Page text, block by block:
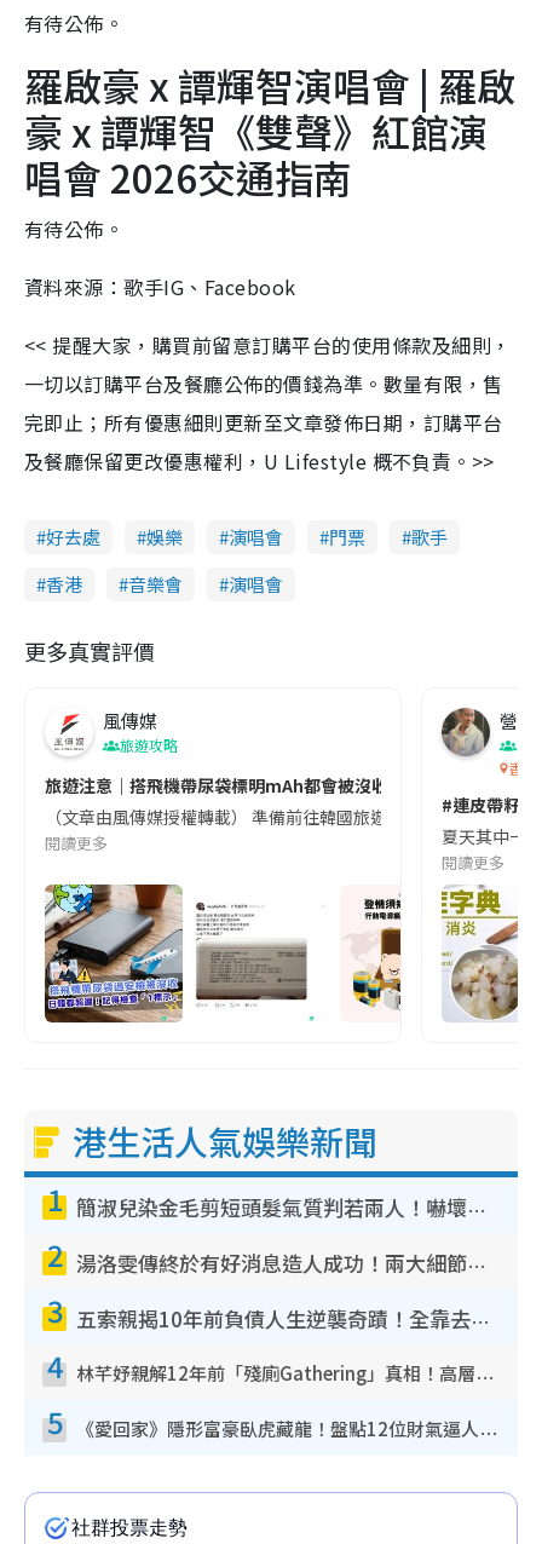
有待公佈。
羅啟豪 x 譚輝智演唱會 | 羅啟
豪 x 譚輝智《雙聲》紅館演
唱會 2026交通指南
有待公佈。
資料來源：歌手IG、Facebook
<< 提醒大家，購買前留意訂購平台的使用條款及細則，
一切以訂購平台及餐廳公佈的價錢為準。數量有限，售
完即止；所有優惠細則更新至文章發佈日期，訂購平台
及餐廳保留更改優惠權利，U Lifestyle 概不負責。>>
好去處 娛樂 演唱會 門票
歌手
香港
音樂會 演唱會
更多真實評價
風傳媒
旅遊攻略
旅遊注意｜搭飛機帶尿袋標明mAh都會被沒收😱出發前切記檢查
（文章由風傳媒授權轉載） 準備前往韓國旅遊的民眾，近期要
閱讀更多
營養
香港
#連皮帶籽
夏天其中一
閱讀更多
港生活人氣娛樂新聞
1 簡淑兒染金毛剪短頭髮氣質判若兩人！嚇壞老公麥大力都認唔出：「你做咩事？」
2 湯洛雯傳終於有好消息造人成功！兩大細節曝孕味極濃惹猜測：大肚婆先會咁！
3 五索親揭10年前負債人生逆襲奇蹟！全靠去一地方轉運後即遇上馬先生
4 林芊妤親解12年前「殘廁Gathering」真相！高層解約一句話重創尊嚴至今拒返TVB
5 《愛回家》隱形富豪臥虎藏龍！盤點12位財氣逼人的有錢藝人：呢位靚女3億身家唔憂做